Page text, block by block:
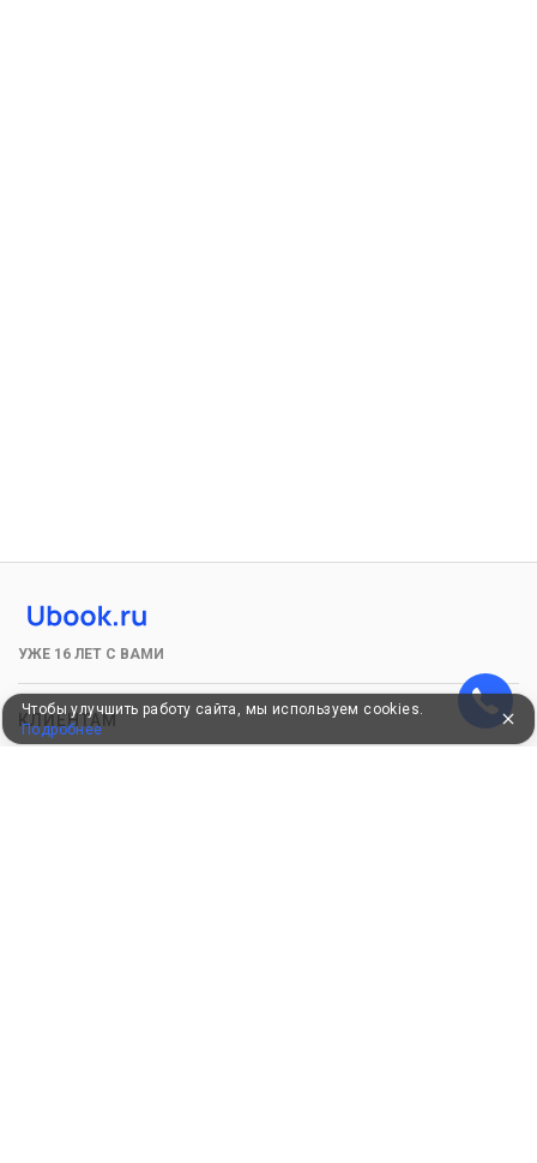
УЖЕ 16 ЛЕТ С ВАМИ
КЛИЕНТАМ
Чтобы улучшить работу сайта, мы используем cookies.
Подробнее